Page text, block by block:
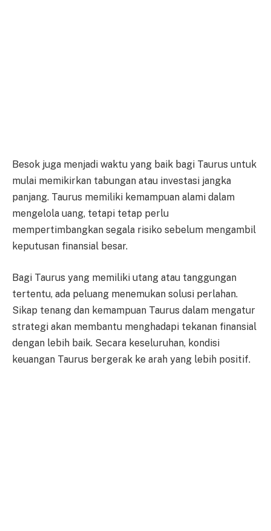
Besok juga menjadi waktu yang baik bagi Taurus untuk
mulai memikirkan tabungan atau investasi jangka
panjang. Taurus memiliki kemampuan alami dalam
mengelola uang, tetapi tetap perlu
mempertimbangkan segala risiko sebelum mengambil
keputusan finansial besar.
Bagi Taurus yang memiliki utang atau tanggungan
tertentu, ada peluang menemukan solusi perlahan.
Sikap tenang dan kemampuan Taurus dalam mengatur
strategi akan membantu menghadapi tekanan finansial
dengan lebih baik. Secara keseluruhan, kondisi
keuangan Taurus bergerak ke arah yang lebih positif.